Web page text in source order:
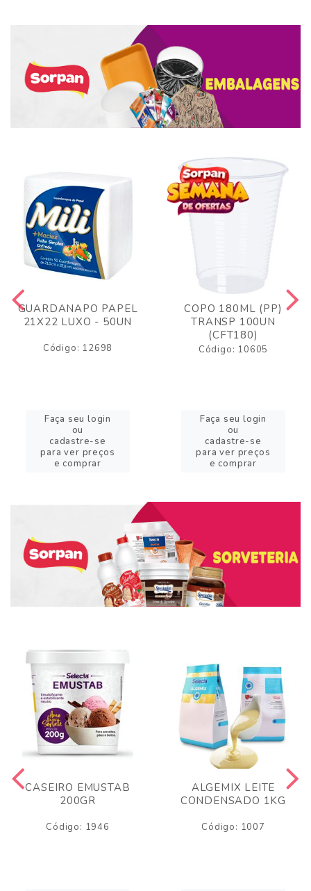
GUARDANAPO PAPEL
21X22 LUXO - 50UN
Código: 12698
Faça seu login
ou
cadastre-se
para ver preços
e comprar
COPO 180ML (PP)
TRANSP 100UN
(CFT180)
Código: 10605
Faça seu login
ou
cadastre-se
para ver preços
e comprar
CASEIRO EMUSTAB
200GR
Código: 1946
ALGEMIX LEITE
CONDENSADO 1KG
Código: 1007